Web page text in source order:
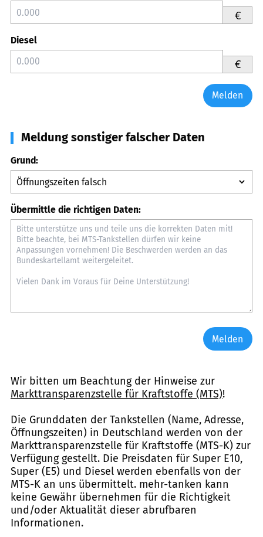
€
Diesel
€
Melden
Meldung sonstiger falscher Daten
Grund:
Übermittle die richtigen Daten:
Melden
Wir bitten um Beachtung der Hinweise zur
Markttransparenzstelle für Kraftstoffe (MTS)!
Die Grunddaten der Tankstellen (Name, Adresse,
Öffnungszeiten) in Deutschland werden von der
Markttransparenzstelle für Kraftstoffe (MTS-K) zur
Verfügung gestellt. Die Preisdaten für Super E10,
Super (E5) und Diesel werden ebenfalls von der
MTS-K an uns übermittelt. mehr-tanken kann
keine Gewähr übernehmen für die Richtigkeit
und/oder Aktualität dieser abrufbaren
Informationen.